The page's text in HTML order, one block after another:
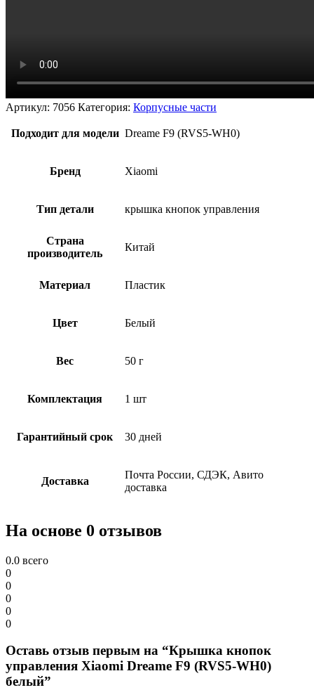
Артикул: 7056 Категория: Корпусные части
Подходит для модели Dreame F9 (RVS5-WH0)
Бренд Xiaomi
Тип детали крышка кнопок управления
Страна
производитель
Китай
Материал Пластик
Цвет Белый
Вес 50 г
Комплектация 1 шт
Гарантийный срок 30 дней
Доставка
Почта России, СДЭК, Авито
доставка
На основе 0 отзывов
0.0 всего
0
0
0
0
0
Оставь отзыв первым на “Крышка кнопок
управления Xiaomi Dreame F9 (RVS5-WH0)
белый”